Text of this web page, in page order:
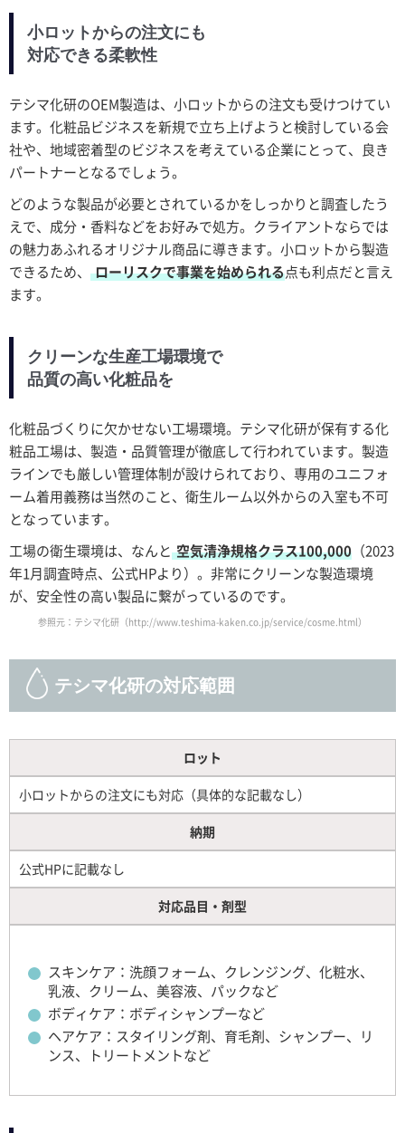
小ロットからの注文にも
対応できる柔軟性
テシマ化研のOEM製造は、小ロットからの注文も受けつけてい
ます。化粧品ビジネスを新規で立ち上げようと検討している会
社や、地域密着型のビジネスを考えている企業にとって、良き
パートナーとなるでしょう。
どのような製品が必要とされているかをしっかりと調査したう
えで、成分・香料などをお好みで処方。クライアントならでは
の魅力あふれるオリジナル商品に導きます。小ロットから製造
できるため、
ローリスクで事業を始められる点も利点だと言え
ます。
クリーンな生産工場環境で
品質の高い化粧品を
化粧品づくりに欠かせない工場環境。テシマ化研が保有する化
粧品工場は、製造・品質管理が徹底して行われています。製造
ラインでも厳しい管理体制が設けられており、専用のユニフォ
ーム着用義務は当然のこと、衛生ルーム以外からの入室も不可
となっています。
工場の衛生環境は、なんと 空気清浄規格クラス100,000 （2023
年1月調査時点、公式HPより）。非常にクリーンな製造環境
が、安全性の高い製品に繋がっているのです。
参照元：テシマ化研 （http://www.teshima-kaken.co.jp/service/cosme.html）
テシマ化研の対応範囲
ロット
小ロットからの注文にも対応（具体的な記載なし）
納期
公式HPに記載なし
対応品目・剤型
スキンケア：洗顔フォーム、クレンジング、化粧水、
乳液、クリーム、美容液、パックなど
ボディケア：ボディシャンプーなど
ヘアケア：スタイリング剤、育毛剤、シャンプー、リ
ンス、トリートメントなど